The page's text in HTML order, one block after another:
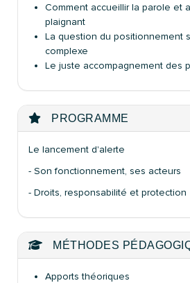
Comment accueillir la parole et
plaignant
La question du positionnement
complexe
Le juste accompagnement des
PROGRAMME
Le lancement d'alerte
- Son fonctionnement, ses acteurs
- Droits, responsabilité et protection
MÉTHODES
Apports théoriques